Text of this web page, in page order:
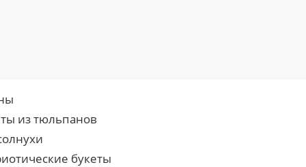
из тюльпанов
букеты